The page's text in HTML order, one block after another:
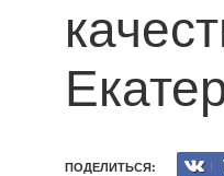
ПОДЕЛИТЬСЯ: